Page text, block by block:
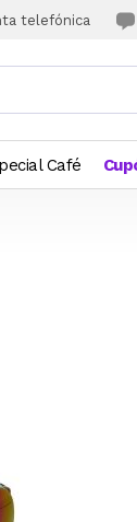
telefónica
Café